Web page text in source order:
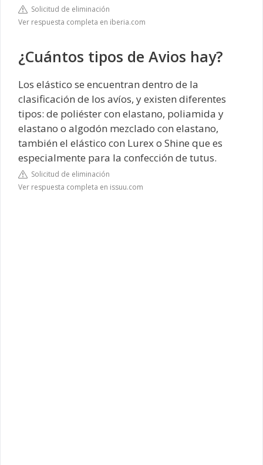
Solicitud de eliminación
Ver respuesta completa en iberia.com
¿Cuántos tipos de Avios hay?
Los elástico se encuentran dentro de la
clasificación de los avíos, y existen diferentes
tipos: de poliéster con elastano, poliamida y
elastano o algodón mezclado con elastano,
también el elástico con Lurex o Shine que es
especialmente para la confección de tutus.
Solicitud de eliminación
Ver respuesta completa en issuu.com